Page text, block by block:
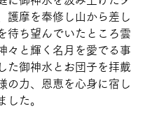
護摩を奉修し山から差し
待ち望んでいたところ雲
々と輝く名月を愛でる事
た御神水とお団子を拝戴
の力、恩恵を心身に宿し
した。